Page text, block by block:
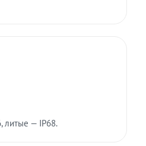
литые — IP68.